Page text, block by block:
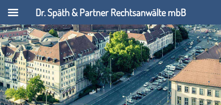
Dr. Späth & Partner Rechtsanwälte mbB